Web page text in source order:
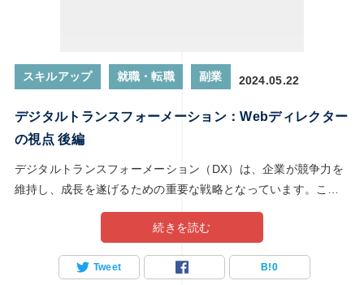
スキルアップ 就職・転職 副業 2024.05.22
デジタルトランスフォーメーション：Webディレクター
の視点 後編
デジタルトランスフォーメーション（DX）は、企業が競争力を
維持し、成長を遂げるための重要な戦略となっています。この
変革の波は、特にWebディレクターの役割に大きな影響を与え
ています。Webディレクターは、企業のオンラインプレゼンス
ーパーソンです。この記事では、Webディレクターの視点から
続きを読む
Tweet B!0